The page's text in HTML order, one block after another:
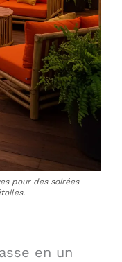
pour des soirées
en un